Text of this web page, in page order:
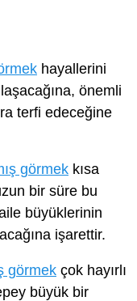
hayallerini
önemli
terfi edeceğine
görmek kısa
bir süre bu
büyüklerinin
işarettir.
görmek çok hayırlı
büyük bir